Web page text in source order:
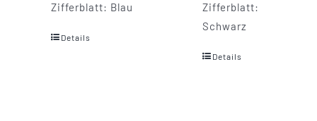
Zifferblatt: Blau
Details
Zifferblatt:
Schwarz
Details